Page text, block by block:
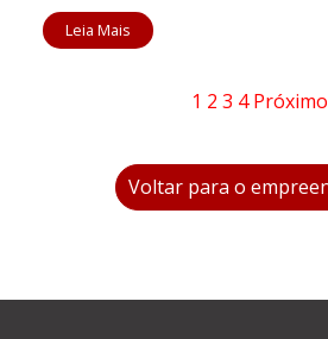
Leia Mais
1 2 3 4
Voltar para o